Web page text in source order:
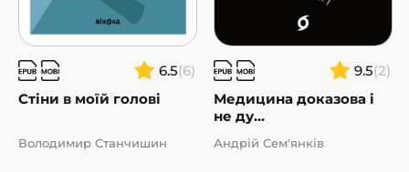
6.5(6)
Стіни в моїй голові
Володимир Станчишин
9.5(2)
Медицина доказова і
не ду...
Андрій Сем'янків